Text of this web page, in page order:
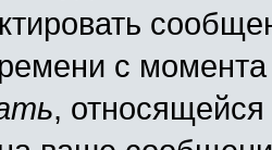
с
,